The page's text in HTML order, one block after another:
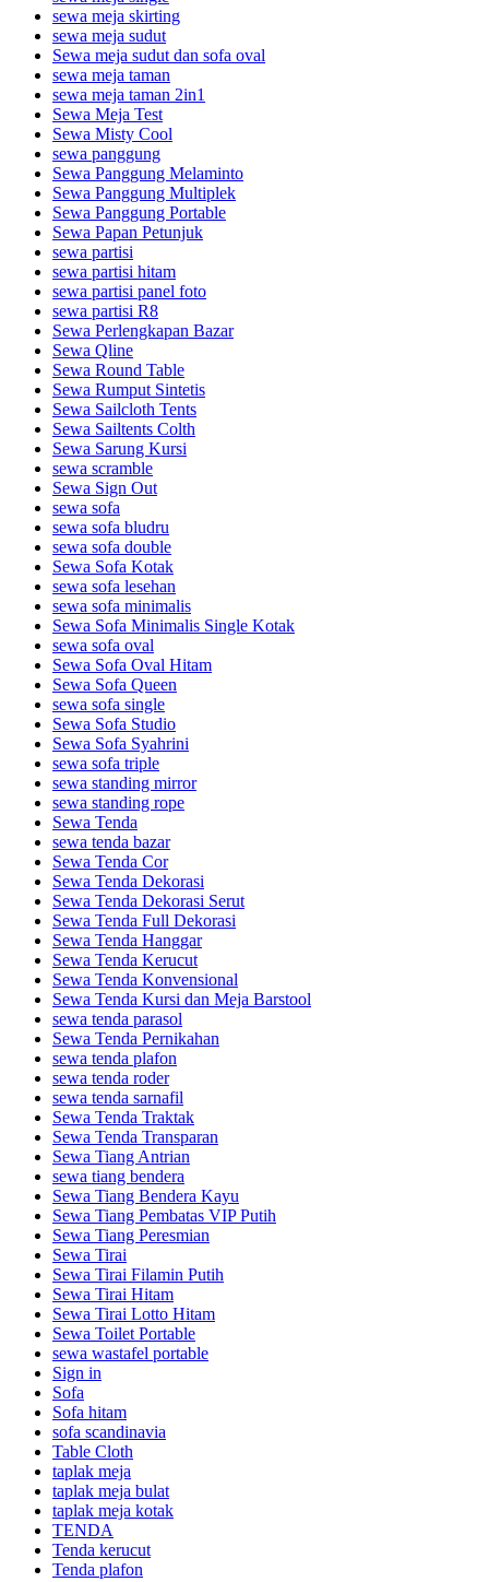
sewa meja skirting
sewa meja sudut
Sewa meja sudut dan sofa oval
sewa meja taman
sewa meja taman 2in1
Sewa Meja Test
Sewa Misty Cool
sewa panggung
Sewa Panggung Melaminto
Sewa Panggung Multiplek
Sewa Panggung Portable
Sewa Papan Petunjuk
sewa partisi
sewa partisi hitam
sewa partisi panel foto
sewa partisi R8
Sewa Perlengkapan Bazar
Sewa Qline
Sewa Round Table
Sewa Rumput Sintetis
Sewa Sailcloth Tents
Sewa Sailtents Colth
Sewa Sarung Kursi
sewa scramble
Sewa Sign Out
sewa sofa
sewa sofa bludru
sewa sofa double
Sewa Sofa Kotak
sewa sofa lesehan
sewa sofa minimalis
Sewa Sofa Minimalis Single Kotak
sewa sofa oval
Sewa Sofa Oval Hitam
Sewa Sofa Queen
sewa sofa single
Sewa Sofa Studio
Sewa Sofa Syahrini
sewa sofa triple
sewa standing mirror
sewa standing rope
Sewa Tenda
sewa tenda bazar
Sewa Tenda Cor
Sewa Tenda Dekorasi
Sewa Tenda Dekorasi Serut
Sewa Tenda Full Dekorasi
Sewa Tenda Hanggar
Sewa Tenda Kerucut
Sewa Tenda Konvensional
Sewa Tenda Kursi dan Meja Barstool
sewa tenda parasol
Sewa Tenda Pernikahan
sewa tenda plafon
sewa tenda roder
sewa tenda sarnafil
Sewa Tenda Traktak
Sewa Tenda Transparan
Sewa Tiang Antrian
sewa tiang bendera
Sewa Tiang Bendera Kayu
Sewa Tiang Pembatas VIP Putih
Sewa Tiang Peresmian
Sewa Tirai
Sewa Tirai Filamin Putih
Sewa Tirai Hitam
Sewa Tirai Lotto Hitam
Sewa Toilet Portable
sewa wastafel portable
Sign in
Sofa
Sofa hitam
sofa scandinavia
Table Cloth
taplak meja
taplak meja bulat
taplak meja kotak
TENDA
Tenda kerucut
Tenda plafon